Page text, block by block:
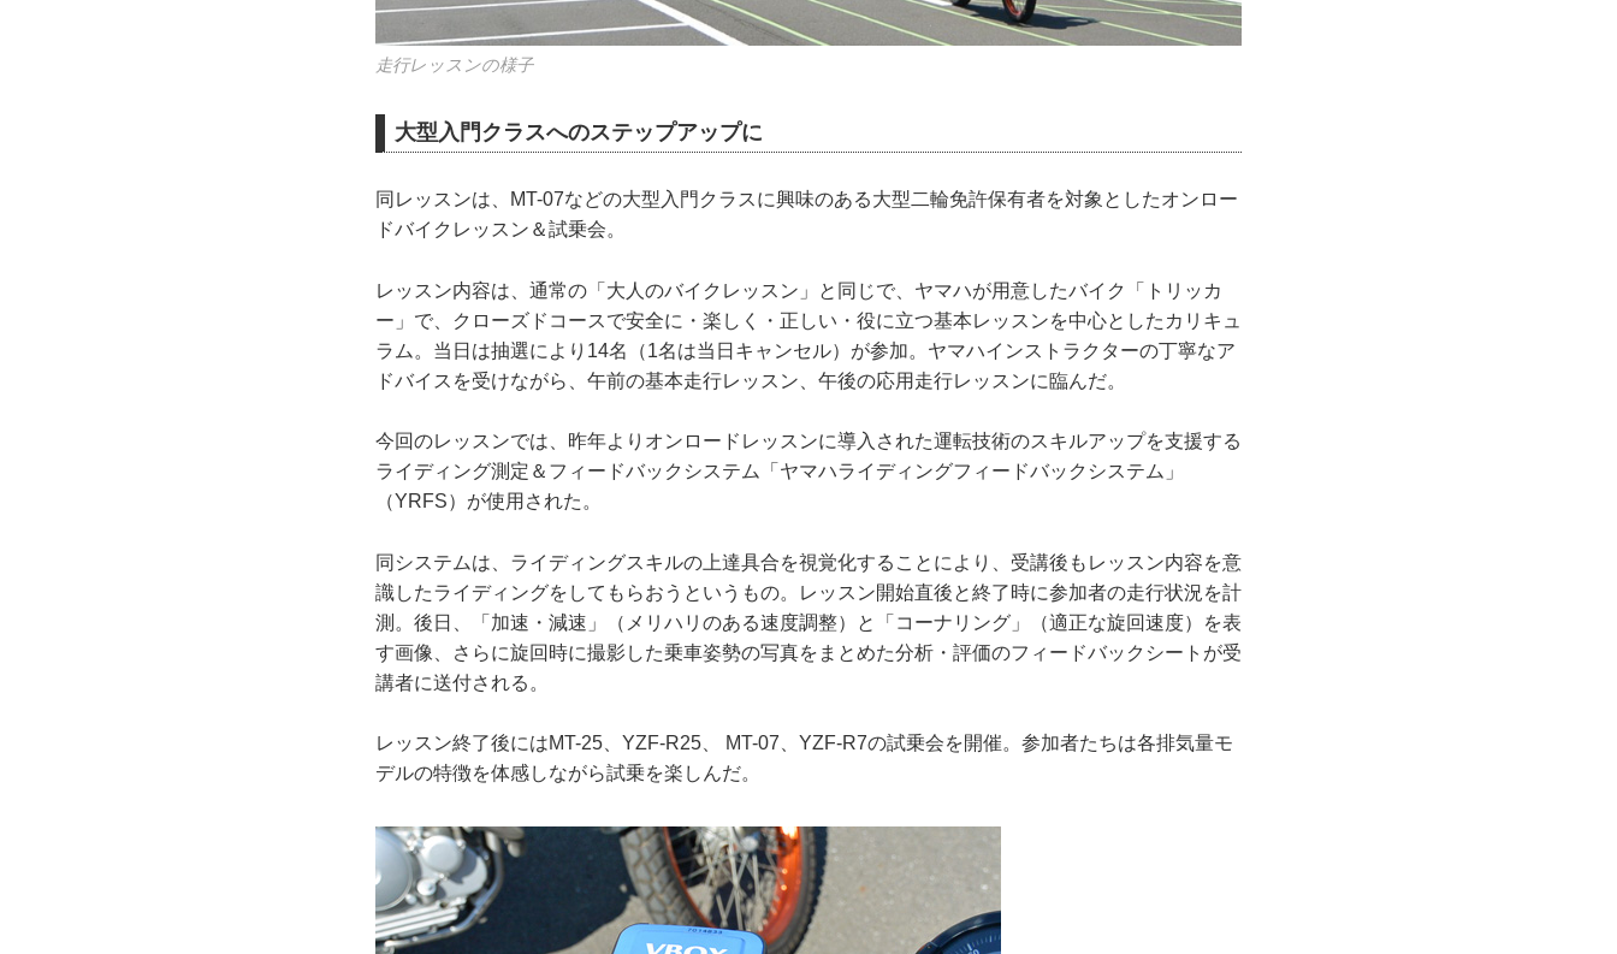
走行レッスンの様子
大型入門クラスへのステップアップに
同レッスンは、MT-07などの大型入門クラスに興味のある大型二輪免許保有者を対象としたオンロー
ドバイクレッスン＆試乗会。
レッスン内容は、通常の「大人のバイクレッスン」と同じで、ヤマハが用意したバイク「トリッカ
ー」で、クローズドコースで安全に・楽しく・正しい・役に立つ基本レッスンを中心としたカリキュ
ラム。当日は抽選により14名（1名は当日キャンセル）が参加。ヤマハインストラクターの丁寧なア
ドバイスを受けながら、午前の基本走行レッスン、午後の応用走行レッスンに臨んだ。
今回のレッスンでは、昨年よりオンロードレッスンに導入された運転技術のスキルアップを支援する
ライディング測定＆フィードバックシステム「ヤマハライディングフィードバックシステム」
（YRFS）が使用された。
同システムは、ライディングスキルの上達具合を視覚化することにより、受講後もレッスン内容を意
識したライディングをしてもらおうというもの。レッスン開始直後と終了時に参加者の走行状況を計
測。後日、「加速・減速」（メリハリのある速度調整）と「コーナリング」（適正な旋回速度）を表
す画像、さらに旋回時に撮影した乗車姿勢の写真をまとめた分析・評価のフィードバックシートが受
講者に送付される。
レッスン終了後にはMT-25、YZF-R25、 MT-07、YZF-R7の試乗会を開催。参加者たちは各排気量モ
デルの特徴を体感しながら試乗を楽しんだ。